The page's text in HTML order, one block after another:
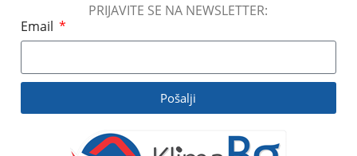
PRIJAVITE SE NA NEWSLETTER:
Email
Pošalji